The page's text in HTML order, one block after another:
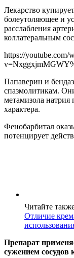
Лекарство
болеутоляющее и
расслабления
коллатеральным
https://youtube.com/
Папаверин и
спазмолитикам.
метамизола
характера.
Фенобарбитал
потенцирует
Читайте
Отличие
Препарат
сужением сосудов